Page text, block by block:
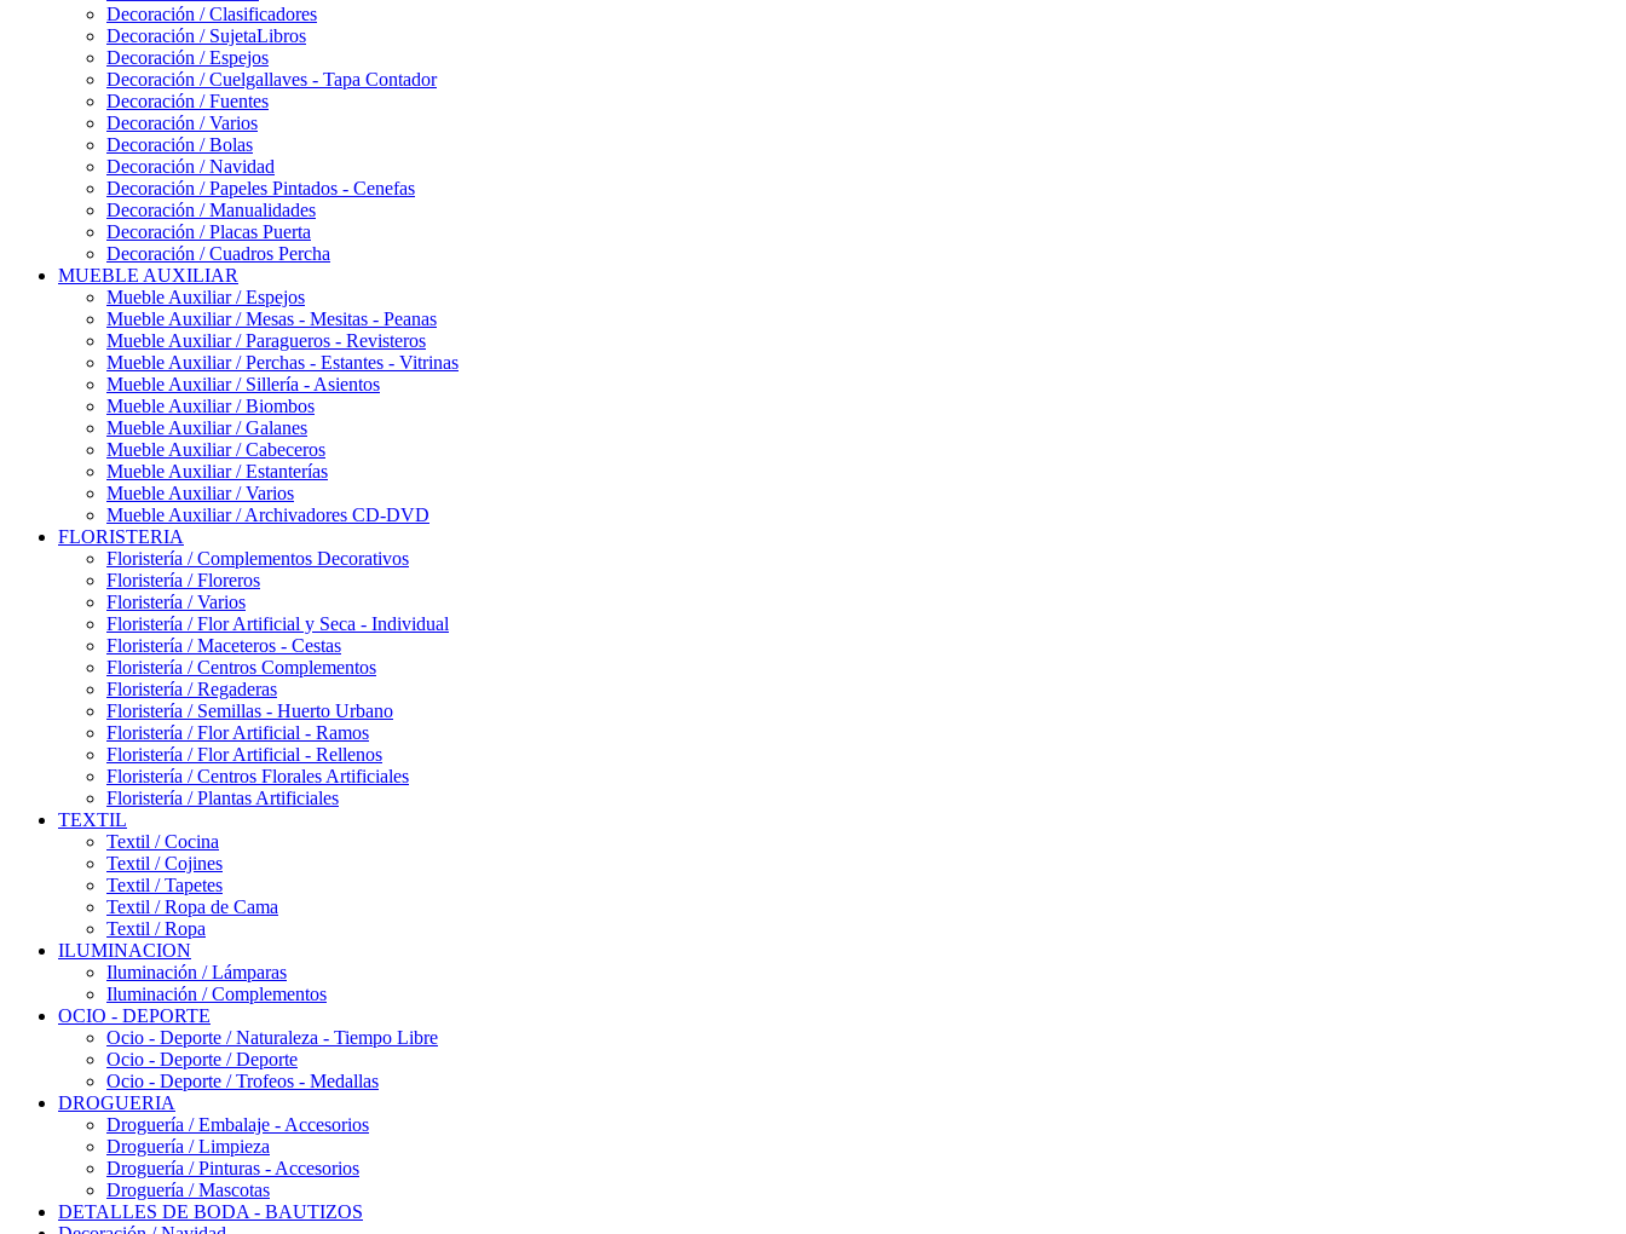
Decoración / Clasificadores
Decoración / SujetaLibros
Decoración / Espejos
Decoración / Cuelgallaves - Tapa Contador
Decoración / Fuentes
Decoración / Varios
Decoración / Bolas
Decoración / Navidad
Decoración / Papeles Pintados - Cenefas
Decoración / Manualidades
Decoración / Placas Puerta
Decoración / Cuadros Percha
MUEBLE AUXILIAR
Mueble Auxiliar / Espejos
Mueble Auxiliar / Mesas - Mesitas - Peanas
Mueble Auxiliar / Paragueros - Revisteros
Mueble Auxiliar / Perchas - Estantes - Vitrinas
Mueble Auxiliar / Sillería - Asientos
Mueble Auxiliar / Biombos
Mueble Auxiliar / Galanes
Mueble Auxiliar / Cabeceros
Mueble Auxiliar / Estanterías
Mueble Auxiliar / Varios
Mueble Auxiliar / Archivadores CD-DVD
FLORISTERIA
Floristería / Complementos Decorativos
Floristería / Floreros
Floristería / Varios
Floristería / Flor Artificial y Seca - Individual
Floristería / Maceteros - Cestas
Floristería / Centros Complementos
Floristería / Regaderas
Floristería / Semillas - Huerto Urbano
Floristería / Flor Artificial - Ramos
Floristería / Flor Artificial - Rellenos
Floristería / Centros Florales Artificiales
Floristería / Plantas Artificiales
TEXTIL
Textil / Cocina
Textil / Cojines
Textil / Tapetes
Textil / Ropa de Cama
Textil / Ropa
ILUMINACION
Iluminación / Lámparas
Iluminación / Complementos
OCIO - DEPORTE
Ocio - Deporte / Naturaleza - Tiempo Libre
Ocio - Deporte / Deporte
Ocio - Deporte / Trofeos - Medallas
DROGUERIA
Droguería / Embalaje - Accesorios
Droguería / Limpieza
Droguería / Pinturas - Accesorios
Droguería / Mascotas
DETALLES DE BODA - BAUTIZOS